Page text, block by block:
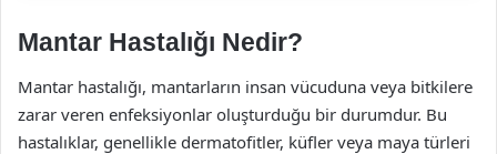
Mantar Hastalığı Nedir?
Mantar hastalığı, mantarların insan vücuduna veya bitkilere
zarar veren enfeksiyonlar oluşturduğu bir durumdur. Bu
hastalıklar, genellikle dermatofitler, küfler veya maya türleri